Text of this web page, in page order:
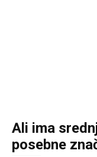
Ali ima
posebne